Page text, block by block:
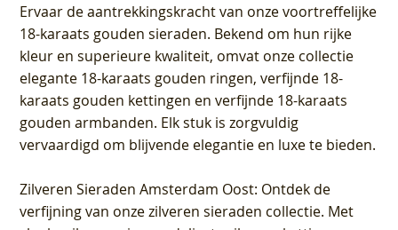
Ervaar de aantrekkingskracht van onze voortreffelijke
18-karaats gouden sieraden. Bekend om hun rijke
kleur en superieure kwaliteit, omvat onze collectie
elegante 18-karaats gouden ringen, verfijnde 18-
karaats gouden kettingen en verfijnde 18-karaats
gouden armbanden. Elk stuk is zorgvuldig
vervaardigd om blijvende elegantie en luxe te bieden.
Zilveren Sieraden Amsterdam Oost: Ontdek de
verfijning van onze zilveren sieraden collectie. Met